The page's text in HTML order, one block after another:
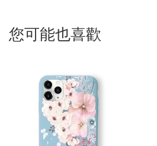
您可能也喜歡